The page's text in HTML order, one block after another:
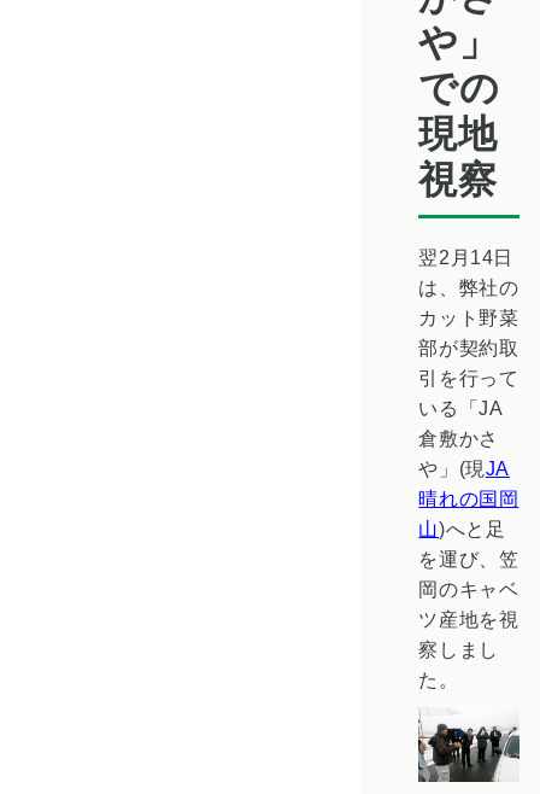
や」
での
現地
視察
翌2月14日
は、弊社の
カット野菜
部が契約取
引を行って
いる「JA
倉敷かさ
や」(現JA
晴れの国岡
山)へと足
を運び、笠
岡のキャベ
ツ産地を視
察しまし
た。